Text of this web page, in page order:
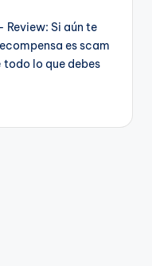
Review: Si aún te
es scam
lo que debes